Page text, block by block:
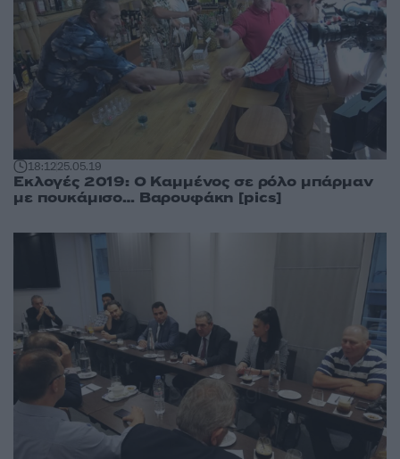
18:1225.05.19
Εκλογές 2019: Ο Καμμένος σε ρόλο μπάρμαν
με πουκάμισο… Βαρουφάκη [pics]